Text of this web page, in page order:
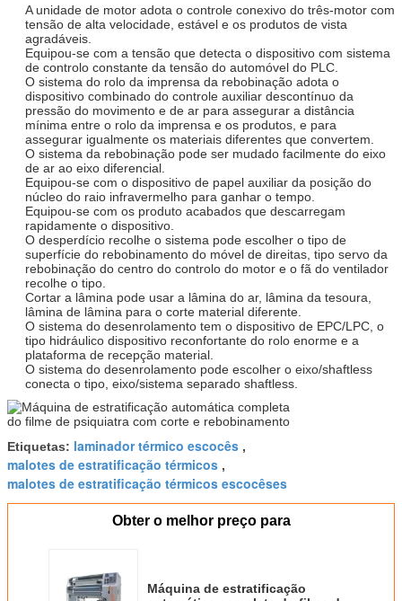
A unidade de motor adota o controle conexivo do três-motor com
tensão de alta velocidade, estável e os produtos de vista
agradáveis.
Equipou-se com a tensão que detecta o dispositivo com sistema
de controlo constante da tensão do automóvel do PLC.
O sistema do rolo da imprensa da rebobinação adota o
dispositivo combinado do controle auxiliar descontínuo da
pressão do movimento e de ar para assegurar a distância
mínima entre o rolo da imprensa e os produtos, e para
assegurar igualmente os materiais diferentes que convertem.
O sistema da rebobinação pode ser mudado facilmente do eixo
de ar ao eixo diferencial.
Equipou-se com o dispositivo de papel auxiliar da posição do
núcleo do raio infravermelho para ganhar o tempo.
Equipou-se com os produto acabados que descarregam
rapidamente o dispositivo.
O desperdício recolhe o sistema pode escolher o tipo de
superfície do rebobinamento do móvel de direitas, tipo servo da
rebobinação do centro do controlo do motor e o fã do ventilador
recolhe o tipo.
Cortar a lâmina pode usar a lâmina do ar, lâmina da tesoura,
lâmina de lâmina para o corte material diferente.
O sistema do desenrolamento tem o dispositivo de EPC/LPC, o
tipo hidráulico dispositivo reconfortante do rolo enorme e a
plataforma de recepção material.
O sistema do desenrolamento pode escolher o eixo/shaftless
conecta o tipo, eixo/sistema separado shaftless.
Etiquetas: laminador térmico escocês ,
malotes de estratificação térmicos ,
malotes de estratificação térmicos escocêses
Obter o melhor preço para
Máquina de estratificação